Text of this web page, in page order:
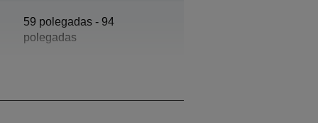
59 polegadas - 94
polegadas